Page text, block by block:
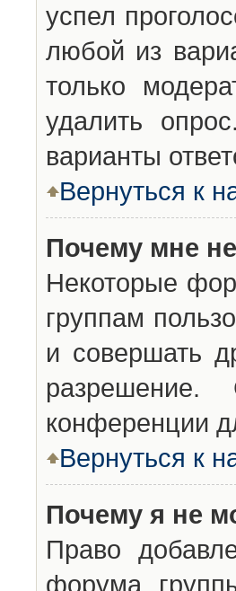
успел
любой из
только
удалить
варианты
Вернуться к
Почему мне
Некоторые
группам
и совершать
разрешение.
конференции
Вернуться к
Почему я не
Право
форума,